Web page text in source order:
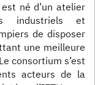
est né d’un atelier
industriels et
de disposer
une meilleure
consortium s’est
acteurs de la